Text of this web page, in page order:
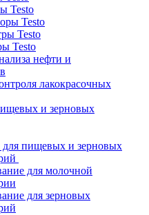
Testo
Testo
Testo
Testo
нефти и
лакокрасочных
и зерновых
пищевых и зерновых
для молочной
для зерновых